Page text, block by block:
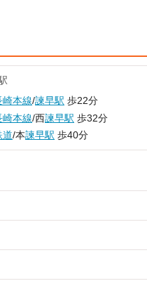
崎本線/諫早駅 歩22分
崎本線/西諫早駅 歩32分
道/本諫早駅 歩40分